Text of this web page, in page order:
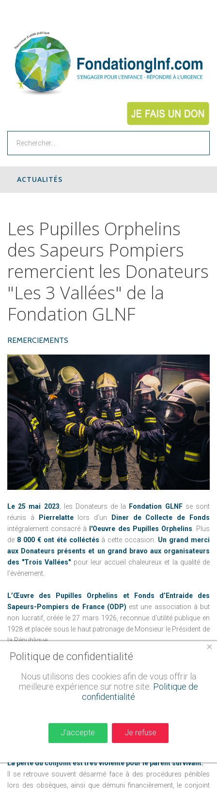
ACTUALITÉS
Les Pupilles Orphelins
des Sapeurs Pompiers
remercient les Donateurs
"Les 3 Vallées" de la
Fondation GLNF
REMERCIEMENTS
Le 25 mai 2023 , les Donateurs de la Fondation GLNFse sont
réunis à
Pierrelattelors d'un
Diner de Collecte de Fonds
intégralement consacré à
l'Oeuvre des Pupilles Orphelins . Plus
de 8 000 € ont été colléctés à cette occasion. Un grand merci
aux Donateurs présents et un grand bravo aux organisateurs
des "Trois Vallées" pour leur accueil chaleureux et la qualité de
l'événement.
L’Œuvre des Pupilles Orphelins et Fonds d’Entraide des
Sapeurs-Pompiers de France (ODP) est une association à but
non lucratif, créée le 27 mars 1926, reconnue d’utilité publique en
1928 et placée sous le haut patronage de Monsieur le Président de
la République.
L’objectif principal de l’Œuvre des Pupilles
soutien moral et financier à tous les enfants dont le parent sapeur-
pompier (professionnel, volontaire ou militaire) est décédé en, ou
hors service commandé. L’Association vient également en aide
La perte du conjoint est très violente pour le parent survivant.
Il se retrouve souvent désarmé face à des procédures pénibles
lors des obsèques, ainsi que démuni financièrement, le conjoint
×
Politique de confidentialité
Nous utilisons des cookies afin de vous offrir la
meilleure expérience sur notre site. Politique de
confidentialité
J'accepte Je refuse